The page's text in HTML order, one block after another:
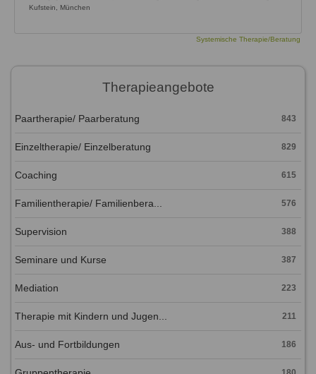
Kufstein, München
Systemische Therapie/Beratung
Therapieangebote
Paartherapie/ Paarberatung 843
Einzeltherapie/ Einzelberatung 829
Coaching 615
Familientherapie/ Familienbera... 576
Supervision 388
Seminare und Kurse 387
Mediation 223
Therapie mit Kindern und Jugen... 211
Aus- und Fortbildungen 186